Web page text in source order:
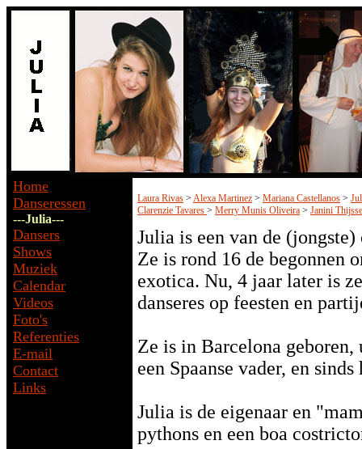
Home
Danseressen
---Julia---
Dansers
Shows
Muziek
Calendar
Videos
Foto's
Referenties
E-mail
Contact
Links
Laura Rivas > Alexa Martinez > Mariana Castellanos >
Clarenzie Tavares > Merry Munis Oliveira > Janini
Julia is een van de (jongste)
Ze is rond 16 de begonnen
exotica. Nu, 4 jaar later is
danseres op feesten en
Ze is in Barcelona geboren,
een Spaanse vader, en
Julia is de eigenaar en
pythons en een boa